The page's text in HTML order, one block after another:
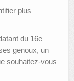
plus
du 16e
genoux, un
souhaitez-vous